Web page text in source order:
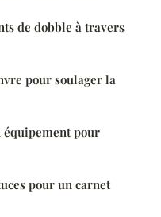
de dobble à travers
pour soulager la
équipement pour
pour un carnet